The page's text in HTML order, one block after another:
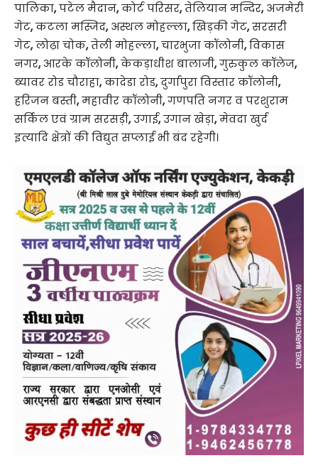
पालिका,पटेल मैदान,कोर्ट परिसर,तेलियान मन्दिर,अजमेरी
गेट,कटला मस्जिद,अस्थल मोहल्ला,खिड़की गेट,सरसरी
गेट,लोढ़ा चोक,तेली मोहल्ला,चारभुजा कॉलोनी,विकास
नगर,आरके कॉलोनी,केकड़ाधीश बालाजी,गुरुकुल कॉलेज,
ब्यावर रोड चौराहा,कादेडा रोड,दुर्गापुरा विस्तार कॉलोनी,
हरिजन बस्ती,महावीर कॉलोनी,गणपति नगर व परशुराम
सर्किल एवं ग्राम सरसड़ी,उगाई,उगान खेड़ा,मेवदा खुर्द
इत्यादि क्षेत्रों की विद्युत सप्लाई भी बंद रहेगी।